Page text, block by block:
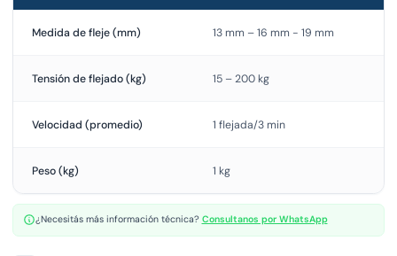
Medida de fleje (mm) 13 mm – 16 mm - 19 mm
Tensión de flejado (kg) 15 – 200 kg
Velocidad (promedio) 1 flejada/3 min
Peso (kg) 1 kg
¿Necesitás más información técnica? Consultanos por WhatsApp